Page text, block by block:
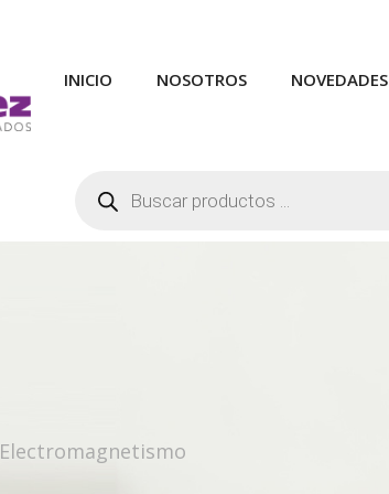
INICIO NOSOTROS NOVEDADES
productos
Electromagnetismo